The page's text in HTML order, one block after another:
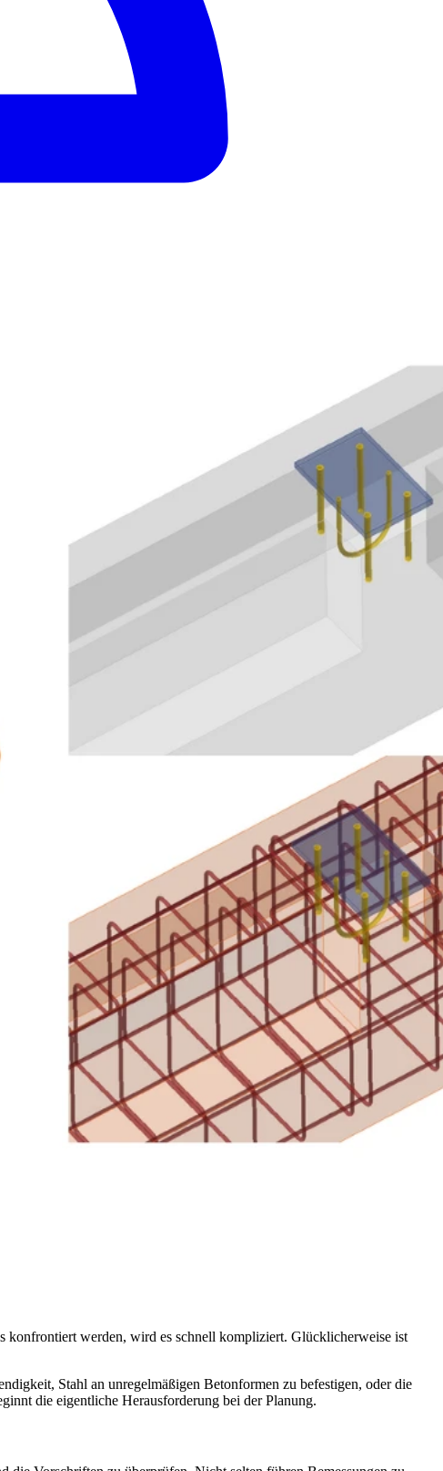
konfrontiert werden, wird es schnell kompliziert. Glücklicherweise ist
Stahl an unregelmäßigen Betonformen zu befestigen, oder die
die eigentliche Herausforderung bei der Planung.